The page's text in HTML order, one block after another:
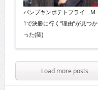
パンプキンポテトフライ M-
1で決勝に行く“理由”が見つか
った(笑)
Load more posts